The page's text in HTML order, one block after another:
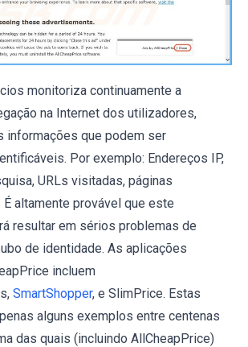
monitoriza continuamente a
na Internet dos utilizadores,
informações que podem ser
Por exemplo: Endereços IP,
URLs visitadas, páginas
altamente provável que este
resultar em sérios problemas de
de identidade. As aplicações
incluem
SmartShopper, e SlimPrice. Estas
alguns exemplos entre centenas
das quais (incluindo AllCheapPrice)